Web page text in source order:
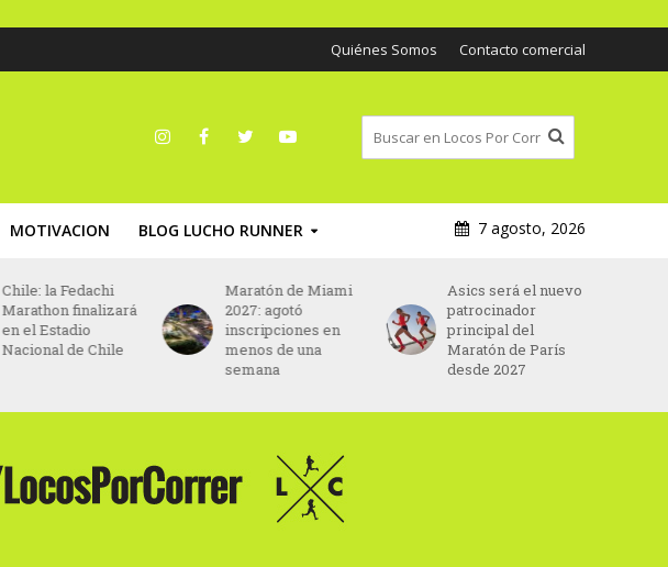
Quiénes Somos Contacto comercial
MOTIVACION BLOG LUCHO RUNNER 7 agosto, 2026
Chile: la Fedachi
Marathon finalizará
en el Estadio
Nacional de Chile
Maratón de Miami
2027: agotó
inscripciones en
menos de una
semana
Asics será el nuevo
patrocinador
principal del
Maratón de París
desde 2027